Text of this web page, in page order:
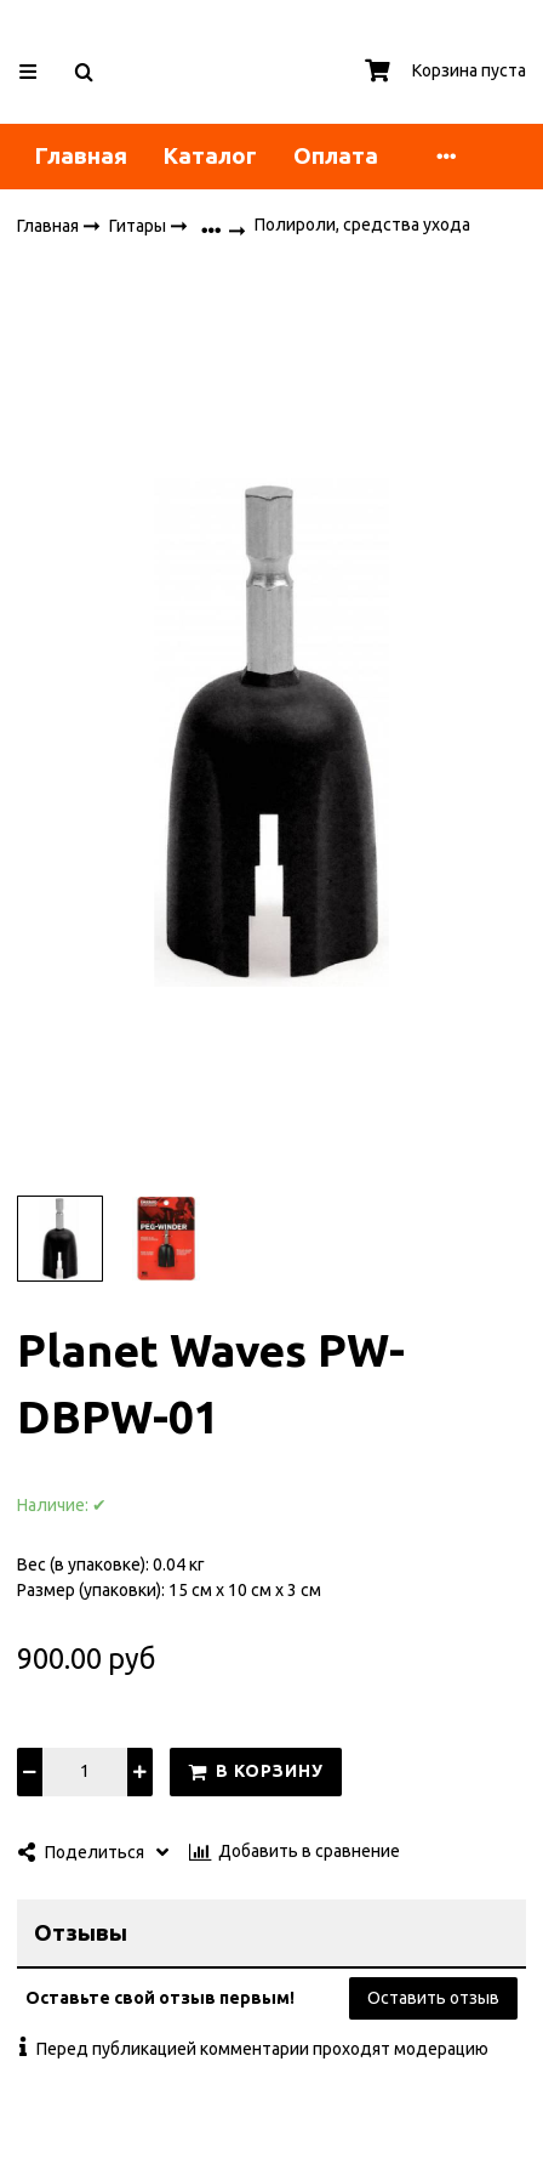
Корзина пуста
Главная Каталог Оплата
Главная Гитары Полироли, средства ухода
Planet Waves PW-
DBPW-01
Наличие: ✔
Вес (в упаковке): 0.04 кг
Размер (упаковки): 15 см x 10 см x 3 см
900.00 руб
В КОРЗИНУ
Поделиться Добавить в сравнение
Отзывы
Оставьте свой отзыв первым! Оставить отзыв
Перед публикацией комментарии проходят модерацию